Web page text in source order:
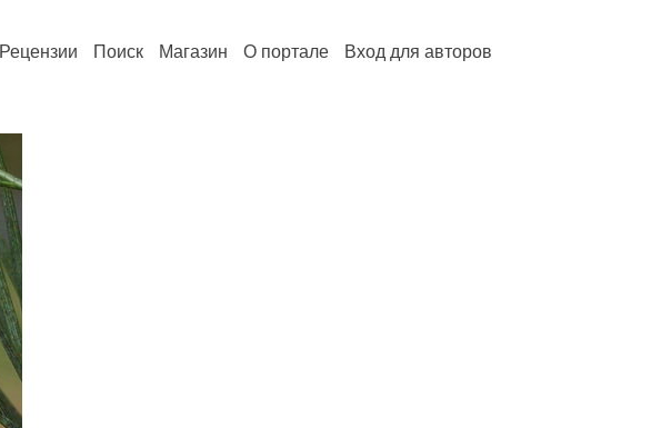
Рецензии Поиск Магазин О портале Вход для авторов